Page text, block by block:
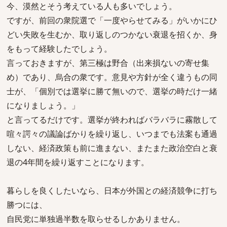
今、漠然とそう考えている人も多いでしょう。
ですが、前回の衆院選で「一度やらせてみる」がいかにひ
どい失敗を生むか、取り返しのつかない衰退を招くか、身
をもって経験したでしょう。
言っておきますが、第三極は野合（出来損ないの寄せ集
め）であり、烏合の衆です。意見や方針が全く違うもの同
士が、「個別では選挙に勝て無いので、選挙の時だけ一緒
になりましょう。」
と言ってるだけです。選挙が終わればバラバラに霧散して
喧々諤々の議論ばかりを繰り返し、いつまでも法案も通過
しない、経済政策も前に進まない、またまた政治空白と衰
退の4年間を繰り返すことになります。
暮らしを良くしたいなら、日本が外国との経済競争に打ち
勝つには、
自民党に単独過半数を取らせるしかありません。